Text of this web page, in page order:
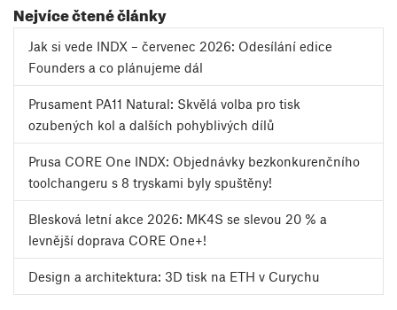
Nejvíce čtené články
Jak si vede INDX – červenec 2026: Odesílání edice
Founders a co plánujeme dál
Prusament PA11 Natural: Skvělá volba pro tisk
ozubených kol a dalších pohyblivých dílů
Prusa CORE One INDX: Objednávky bezkonkurenčního
toolchangeru s 8 tryskami byly spuštěny!
Blesková letní akce 2026: MK4S se slevou 20 % a
levnější doprava CORE One+!
Design a architektura: 3D tisk na ETH v Curychu